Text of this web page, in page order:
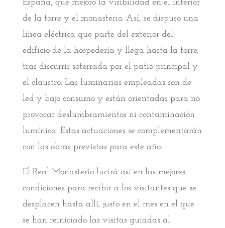
España, que mejoró la visibilidad en el interior
de la torre y el monasterio. Así, se dispuso una
línea eléctrica que parte del exterior del
edificio de la hospedería y llega hasta la torre,
tras discurrir soterrada por el patio principal y
el claustro. Las luminarias empleadas son de
led y bajo consumo y están orientadas para no
provocar deslumbramientos ni contaminación
lumínica. Estas actuaciones se complementarán
con las obras previstas para este año.
El Real Monasterio lucirá así en las mejores
condiciones para recibir a los visitantes que se
desplacen hasta allí, justo en el mes en el que
se han reiniciado las visitas guiadas al